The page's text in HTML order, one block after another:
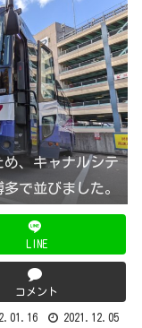
め、キャナルシテ
多で並びました。
LINE
コメント
2021.12.05